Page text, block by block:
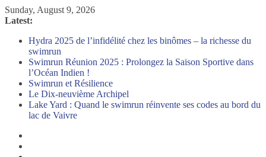
Skip
to
Sunday, August 9, 2026
Latest:
Hydra 2025 de l’infidélité chez les binômes – la richesse du
swimrun
Swimrun Réunion 2025 : Prolongez la Saison Sportive dans
l’Océan Indien !
Swimrun et Résilience
Le Dix-neuvième Archipel
Lake Yard : Quand le swimrun réinvente ses codes au bord du
lac de Vaivre